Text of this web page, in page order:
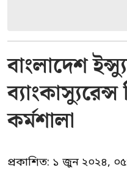
বাংলাদেশ
কর্মশালা
প্রকাশিত: ১ জুন ২০২৪,